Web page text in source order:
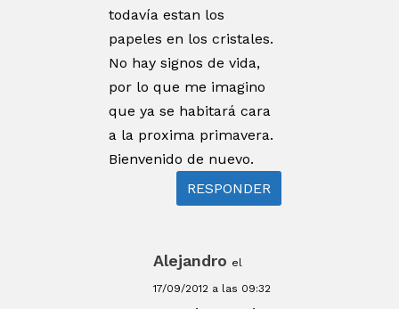
todavía estan los
papeles en los cristales.
No hay signos de vida,
por lo que me imagino
que ya se habitará cara
a la proxima primavera.
Bienvenido de nuevo.
RESPONDER
Alejandro el
17/09/2012 a las 09:32